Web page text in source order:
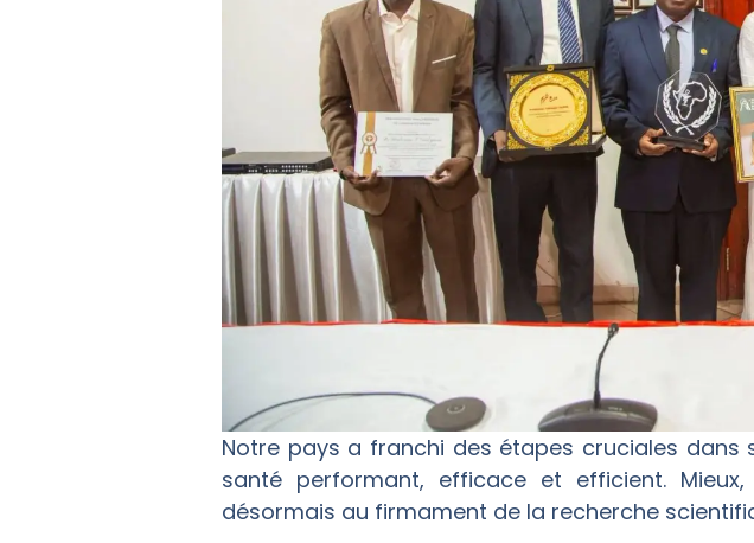
Notre pays a franchi des étapes cruciales dans
santé performant, efficace et efficient.
désormais au firmament de la recherche